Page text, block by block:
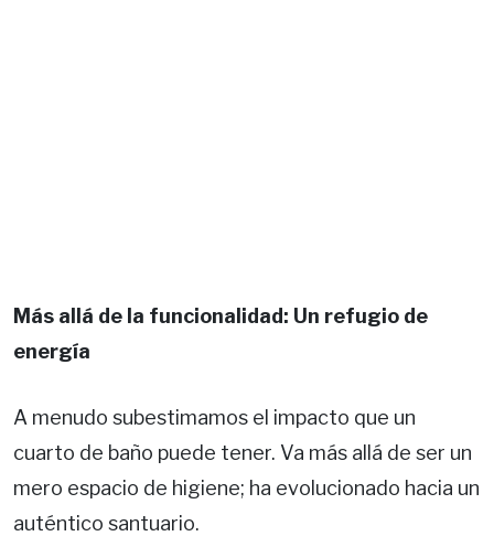
Más allá de la funcionalidad: Un refugio de
energía
A menudo subestimamos el impacto que un
cuarto de baño puede tener. Va más allá de ser un
mero espacio de higiene; ha evolucionado hacia un
auténtico santuario.